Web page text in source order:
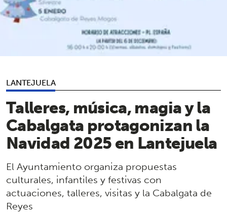
LANTEJUELA
Talleres, música, magia y la
Cabalgata protagonizan la
Navidad 2025 en Lantejuela
El Ayuntamiento organiza propuestas
culturales, infantiles y festivas con
actuaciones, talleres, visitas y la Cabalgata de
Reyes